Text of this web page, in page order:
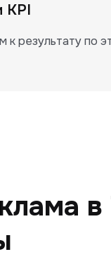
KPI
результату по